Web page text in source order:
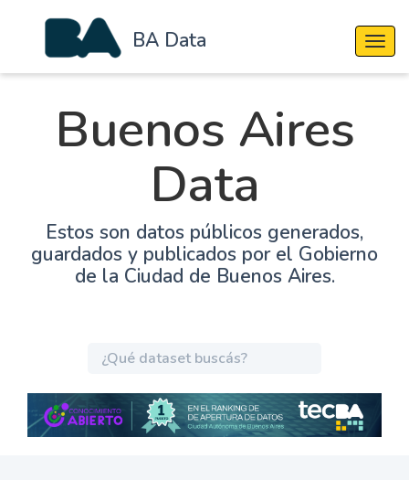
BA Data
Buenos Aires
Data
Estos son datos públicos generados,
guardados y publicados por el Gobierno
de la Ciudad de Buenos Aires.